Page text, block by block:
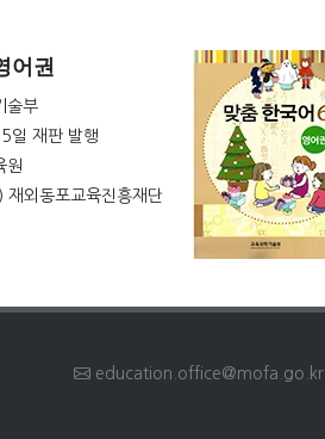
어권
술부
일 재판 발행
원
재외동포교육진흥재단
education.office@mofa.go.kr